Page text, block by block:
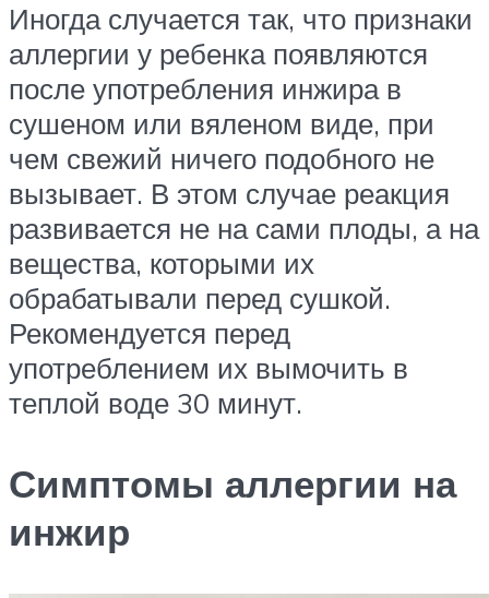
Иногда случается так, что признаки
аллергии у ребенка появляются
после употребления инжира в
сушеном или вяленом виде, при
чем свежий ничего подобного не
вызывает. В этом случае реакция
развивается не на сами плоды, а на
вещества, которыми их
обрабатывали перед сушкой.
Рекомендуется перед
употреблением их вымочить в
теплой воде 30 минут.
Симптомы аллергии на
инжир